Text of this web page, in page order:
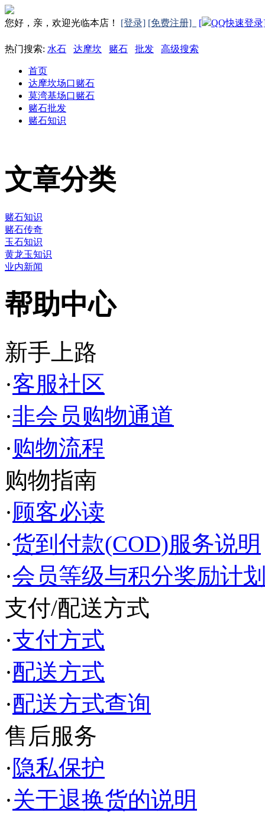
您好，亲，欢迎光临本店！ [登录] [免费注册] [ QQ快速登
热门搜索: 水石 达摩坎 赌石 批发 高级搜索
首页
达摩坎场口赌石
莫湾基场口赌石
赌石批发
赌石知识
文章分类
赌石知识
赌石传奇
玉石知识
黄龙玉知识
业内新闻
帮助中心
新手上路
·客服社区
·非会员购物通道
·购物流程
购物指南
·顾客必读
·货到付款(COD)服务说明
·会员等级与积分奖励计
支付/配送方式
·支付方式
·配送方式
·配送方式查询
售后服务
·隐私保护
·关于退换货的说明